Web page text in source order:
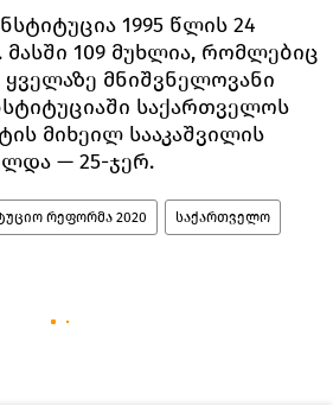
1995 წლის 24
მასში 109 მუხლია, რომლებიც
ყველაზე მნიშვნელოვანი
საქართველოს
მიხეილ სააკაშვილის
— 25-ჯერ.
რეფორმა 2020 საქართველო